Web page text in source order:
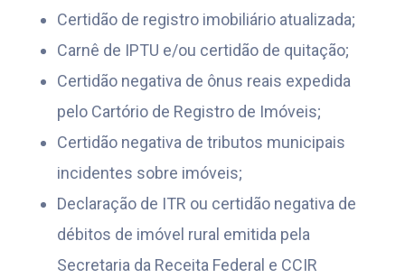
Certidão de registro imobiliário atualizada;
Carnê de IPTU e/ou certidão de quitação;
Certidão negativa de ônus reais expedida
pelo Cartório de Registro de Imóveis;
Certidão negativa de tributos municipais
incidentes sobre imóveis;
Declaração de ITR ou certidão negativa de
débitos de imóvel rural emitida pela
Secretaria da Receita Federal e CCIR